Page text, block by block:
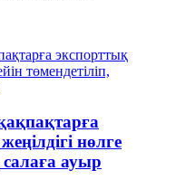
нөлге
салаға ауыр